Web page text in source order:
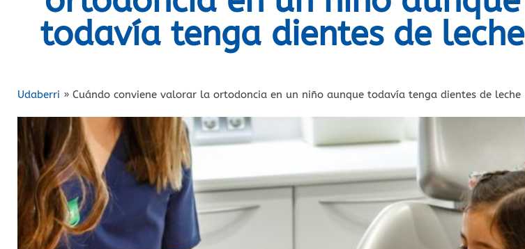
todavía tenga dientes de leche
Udaberri » Cuándo conviene valorar la ortodoncia en un niño aunque todavía tenga dientes de leche